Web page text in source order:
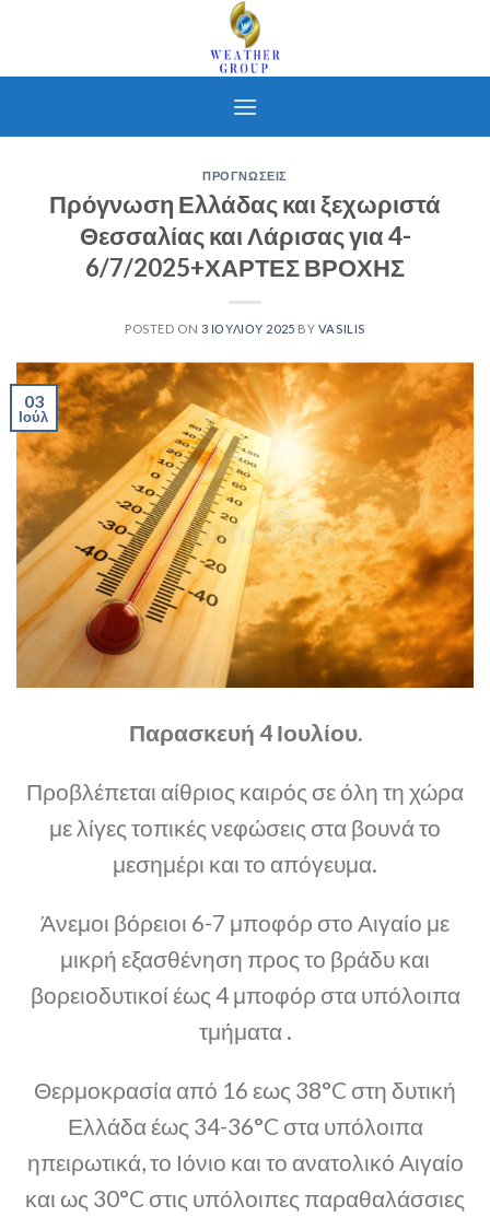
ΠΡΟΓΝΩΣΕΙΣ
Πρόγνωση Ελλάδας και ξεχωριστά
Θεσσαλίας και Λάρισας για 4-
6/7/2025+ΧΑΡΤΕΣ ΒΡΟΧΗΣ
POSTED ON 3 ΙΟΥΛΊΟΥ 2025 BY VASILIS
03
Ιούλ
Παρασκευή 4 Ιουλίου.
Προβλέπεται αίθριος καιρός σε όλη τη χώρα
με λίγες τοπικές νεφώσεις στα βουνά το
μεσημέρι και το απόγευμα.
Άνεμοι βόρειοι 6-7 μποφόρ στο Αιγαίο με
μικρή εξασθένηση προς το βράδυ και
βορειοδυτικοί έως 4 μποφόρ στα υπόλοιπα
τμήματα .
Θερμοκρασία από 16 εως 38°C στη δυτική
Ελλάδα έως 34-36°C στα υπόλοιπα
ηπειρωτικά, το Ιόνιο και το ανατολικό Αιγαίο
και ως 30°C στις υπόλοιπες παραθαλάσσιες